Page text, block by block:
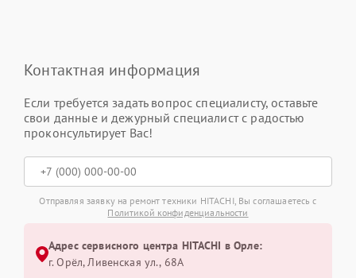
Контактная информация
Если требуется задать вопрос специалисту, оставьте
свои данные и дежурный специалист с радостью
проконсультирует Вас!
Отправляя заявку на ремонт техники HITACHI, Вы соглашаетесь с
Политикой конфиденциальности
Адрес сервисного центра HITACHI в Орле:
г. Орёл, Ливенская ул., 68А